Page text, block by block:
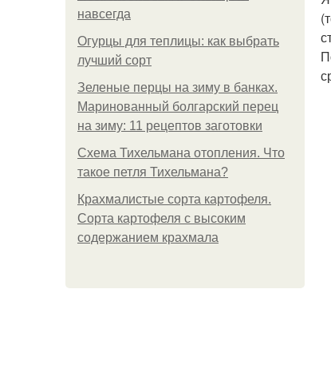
навсегда
Огурцы для теплицы: как выбрать
лучший сорт
Зеленые перцы на зиму в банках.
Маринованный болгарский перец
на зиму: 11 рецептов заготовки
Схема Тихельмана отопления. Что
такое петля Тихельмана?
Крахмалистые сорта картофеля.
Сорта картофеля с высоким
содержанием крахмала